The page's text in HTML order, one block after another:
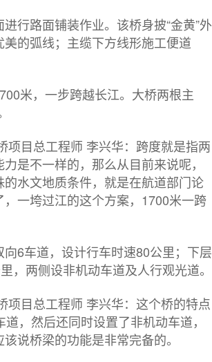
行路面铺装作业。该桥身披“金黄”外
的弧线；主缆下方线形施工便道
米，一步跨越长江。大桥两根主
项目总工程师 李兴华：跨度就是指两
是不一样的，那么从目前来说呢，
水文地质条件，就是在航道部门论
一垮过江的这个方案，1700米一跨
向6车道，设计行车时速80公里；下层
，两侧设非机动车道及人行观光道。
项目总工程师 李兴华：这个桥的特点
，然后还同时设置了非机动车道，
说桥梁的功能是非常完备的。